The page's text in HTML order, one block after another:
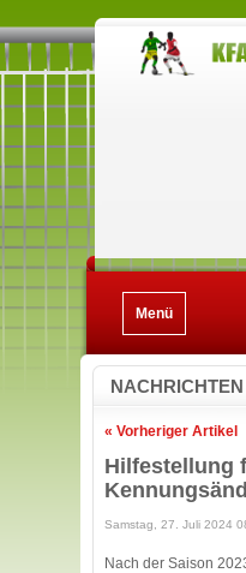
Menü
NACHRICHTEN
« Vorheriger Artikel
Hilfestellung
Samstag, 27. Juli 2024
Nach der Saison